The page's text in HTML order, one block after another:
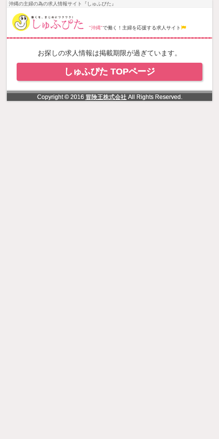
NowLoading
沖縄の主婦の為の求人情報サイト『しゅふぴた』
"沖縄"で働く！主婦を応援する求人サイト
お探しの求人情報は掲載期限が過ぎています。
しゅふぴた TOPページ
Copyright © 2016 冒険王株式会社All Rights Reserved.